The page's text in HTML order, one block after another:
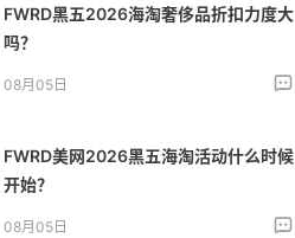
FWRD黑五2026海淘奢侈品折扣力度大
吗？
08月05日
FWRD美网2026黑五海淘活动什么时候
开始？
08月05日